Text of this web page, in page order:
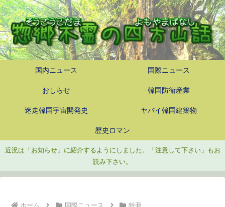
国内ニュース 国際ニュース
おしらせ 韓国防衛産業
迷走韓国宇宙開発史 ヤバイ韓国建築物
歴史ロマン
近況は「お知らせ」に紹介するようにしました。「注意して下さい」もお
読み下さい。
ホーム 国際ニュース 特亜